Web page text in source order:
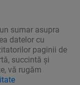
sumar asupra
datelor cu
paginii de
succintă şi
vă rugăm